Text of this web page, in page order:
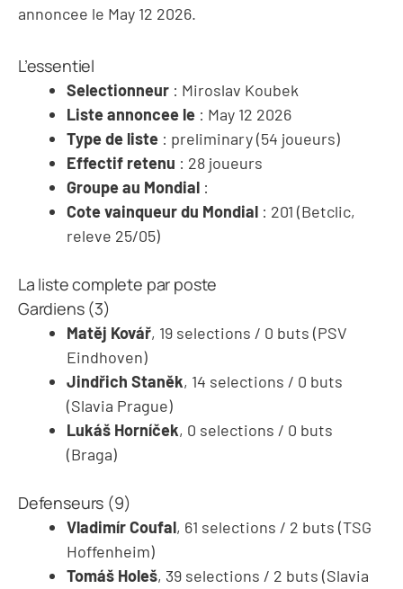
annoncee le May 12 2026.
L’essentiel
Selectionneur : Miroslav Koubek
Liste annoncee le : May 12 2026
Type de liste : preliminary (54 joueurs)
Effectif retenu : 28 joueurs
Groupe au Mondial :
Cote vainqueur du Mondial : 201 (Betclic,
releve 25/05)
La liste complete par poste
Gardiens (3)
Matěj Kovář, 19 selections / 0 buts (PSV
Eindhoven)
Jindřich Staněk, 14 selections / 0 buts
(Slavia Prague)
Lukáš Horníček, 0 selections / 0 buts
(Braga)
Defenseurs (9)
Vladimír Coufal, 61 selections / 2 buts (TSG
Hoffenheim)
Tomáš Holeš, 39 selections / 2 buts (Slavia